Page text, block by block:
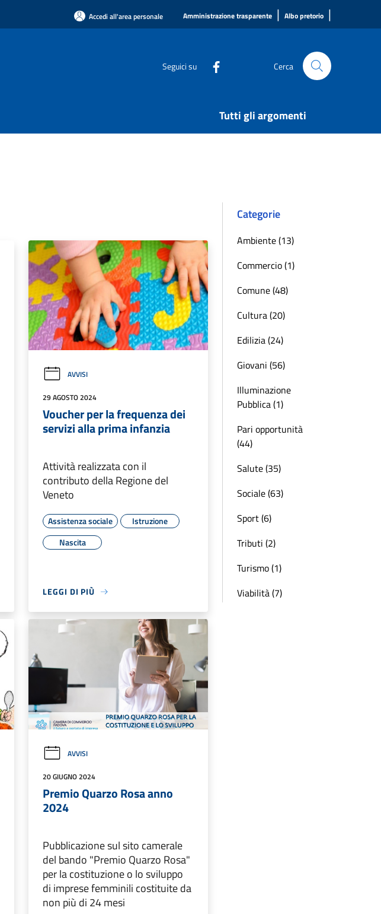
Accedi all'area personale Amministrazione trasparente | Albo pretorio |
Seguici su Cerca
Tutti gli argomenti
AVVISI
29 AGOSTO 2024
Voucher per la frequenza dei
servizi alla prima infanzia
Attività realizzata con il
contributo della Regione del
Veneto
Assistenza sociale
Istruzione
Nascita
LEGGI DI PIÙ
AVVISI
20 GIUGNO 2024
Premio Quarzo Rosa anno
2024
Pubblicazione sul sito camerale
del bando "Premio Quarzo Rosa"
per la costituzione o lo sviluppo
di imprese femminili costituite da
non più di 24 mesi
Categorie
Ambiente (13)
Commercio (1)
Comune (48)
Cultura (20)
Edilizia (24)
Giovani (56)
Illuminazione
Pubblica (1)
Pari opportunità
(44)
Salute (35)
Sociale (63)
Sport (6)
Tributi (2)
Turismo (1)
Viabilità (7)